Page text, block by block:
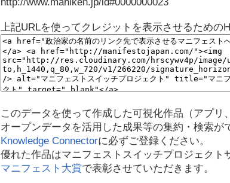
上記URLを使ってクレジットを表示させるための
このデータを使って作成した可視化作品（アプリ
オープンデータを活用した成果等の集約・検索が
Knowledge Connectorに必ずご登録ください。
優れた作品はマニフェストスイッチプロジェクト
マニフェスト大賞で表彰させていただきます。